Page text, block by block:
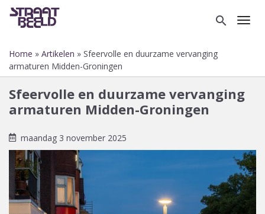
Overslaan
inhoud
gaan
search
Kruimelpad
Home Artikelen
Sfeervolle en duurzame vervanging
armaturen Midden-Groningen
Sfeervolle en duurzame vervanging
armaturen Midden-Groningen
maandag 3 november 2025